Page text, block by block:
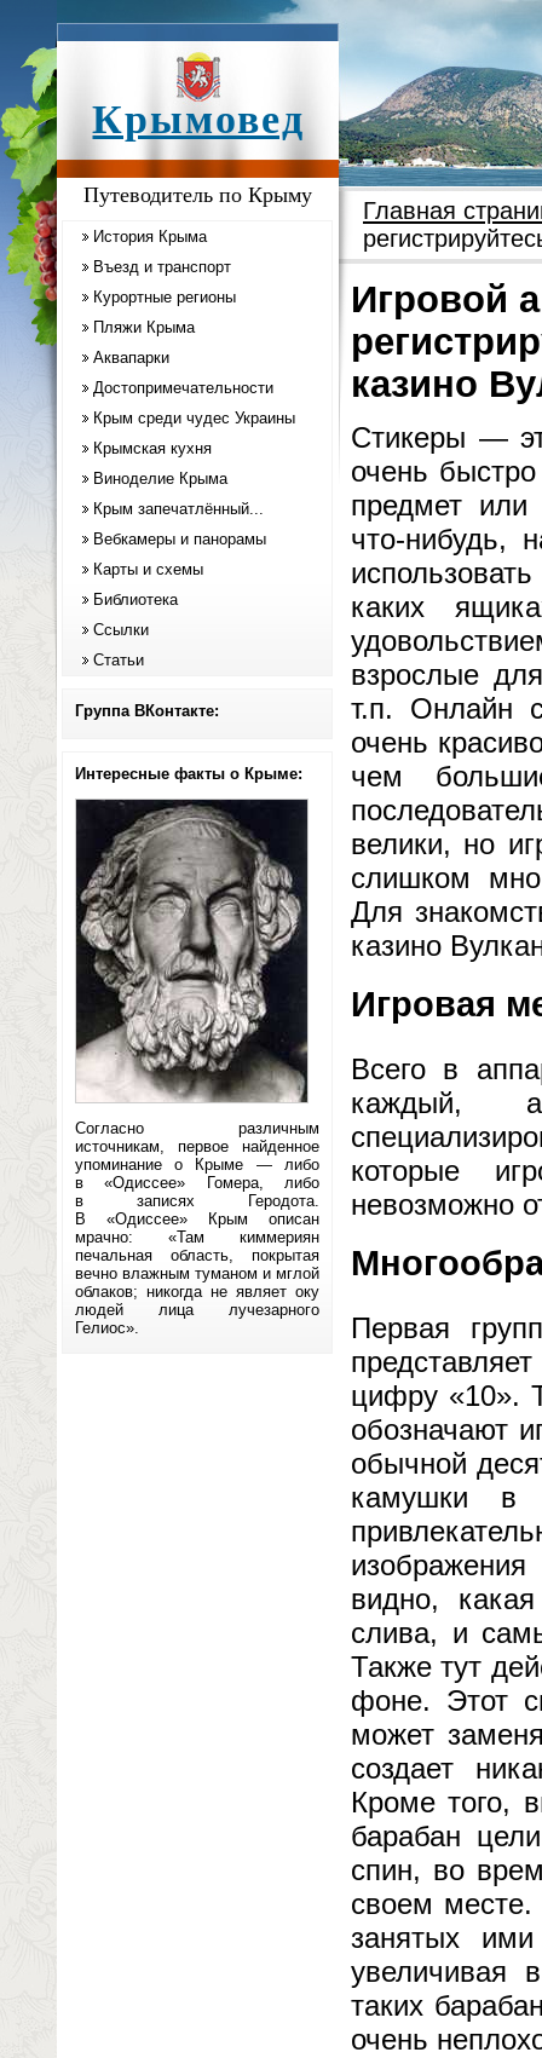
Крымовед
Путеводитель по Крыму
История Крыма
Въезд и транспорт
Курортные регионы
Пляжи Крыма
Аквапарки
Достопримечательности
Крым среди чудес Украины
Крымская кухня
Виноделие Крыма
Крым запечатлённый...
Вебкамеры и панорамы
Карты и схемы
Библиотека
Ссылки
Статьи
Группа ВКонтакте:
Интересные факты о Крыме:
Согласно различным
источникам, первое найденное
упоминание о Крыме — либо
в «Одиссее» Гомера, либо
в записях Геродота.
В «Одиссее» Крым описан
мрачно: «Там киммериян
печальная область, покрытая
вечно влажным туманом и мглой
облаков; никогда не являет оку
людей лица лучезарного
Гелиос».
Главная
Игровой
казино
Стикеры —
очень
предмет или
что-нибудь,
каких
взрослые
т.п. Онлайн
очень
чем
велики, но
слишком
Для
казино
Игровая
Всего в
каждый,
которые
невозможно
Первая
цифру «10».
обозначают
обычной
камушки в
видно,
слива, и
Также тут
фоне. Этот
может
создает
Кроме того,
барабан
спин, во
своем
занятых
увеличивая
таких
очень